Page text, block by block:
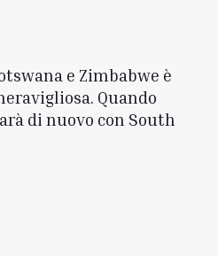
e Zimbabwe è
Quando
di nuovo con South